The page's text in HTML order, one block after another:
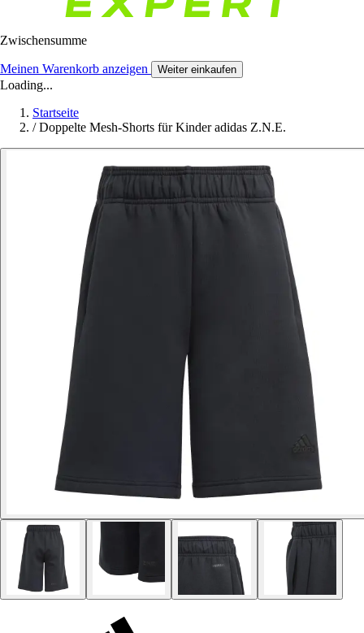
Zwischensumme
Meinen Warenkorb anzeigen Weiter einkaufen
Loading...
Startseite
/ Doppelte Mesh-Shorts für Kinder adidas Z.N.E.